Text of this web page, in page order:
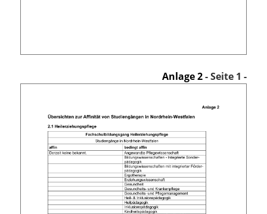
Anlage 2- Seite 1 -